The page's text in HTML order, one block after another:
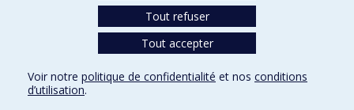
Conditions d’utilisation
Tout refuser
Tout accepter
Voir notre politique de confidentialité et nos conditions
d’utilisation.